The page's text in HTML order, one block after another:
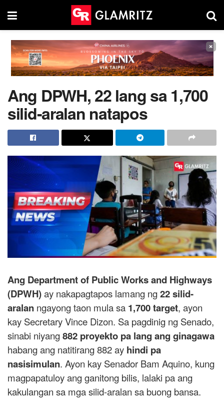
×
Ang DPWH, 22 lang sa 1,700
silid-aralan natapos
Ang Department of Public Works and Highways
(DPWH)ay nakapagtapos lamang ng22 silid-
aralan ngayong taon mula sa 1,700 target, ayon
kay Secretary Vince Dizon. Sa pagdinig ng Senado,
sinabi niyang882 proyekto pa lang ang ginagawa
habang ang natitirang 882 ay hindi pa
nasisimulan. Ayon kay Senador Bam Aquino, kung
magpapatuloy ang ganitong bilis, lalaki pa ang
kakulangan sa mga silid-aralan sa buong bansa.